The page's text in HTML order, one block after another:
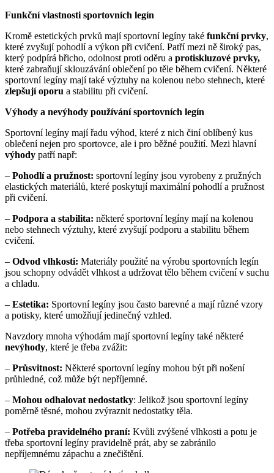
Funkční vlastnosti sportovních legín
Kromě estetických prvků mají sportovní legíny také funkční prvky,
které zvyšují pohodlí a výkon při cvičení. Patří mezi ně široký pas,
který podpírá břicho, odolnost proti oděru a protiskluzové prvky,
které zabraňují sklouzávání oblečení po těle během cvičení. Některé
sportovní legíny mají také výztuhy na kolenou nebo stehnech, které
zlepšují oporu a stabilitu při cvičení.
Výhody a nevýhody používání sportovních legín
Sportovní legíny mají řadu výhod, které z nich činí oblíbený kus
oblečení nejen pro sportovce, ale i pro běžné použití. Mezi hlavní
výhody patří např:
– Pohodlí a pružnost: sportovní legíny jsou vyrobeny z pružných
elastických materiálů, které poskytují maximální pohodlí a pružnost
při cvičení.
– Podpora a stabilita: některé sportovní legíny mají na kolenou
nebo stehnech výztuhy, které zvyšují podporu a stabilitu během
cvičení.
– Odvod vlhkosti: Materiály použité na výrobu sportovních legín
jsou schopny odvádět vlhkost a udržovat tělo během cvičení v suchu
a chladu.
– Estetika: Sportovní legíny jsou často barevné a mají různé vzory
a potisky, které umožňují jedinečný vzhled.
Navzdory mnoha výhodám mají sportovní legíny také některé
nevýhody, které je třeba zvážit:
– Průsvitnost: Některé sportovní legíny mohou být při nošení
průhledné, což může být nepříjemné.
– Mohou odhalovat nedostatky: Jelikož jsou sportovní legíny
poměrně těsné, mohou zvýraznit nedostatky těla.
– Potřeba pravidelného praní: Kvůli zvýšené vlhkosti a potu je
třeba sportovní legíny pravidelně prát, aby se zabránilo
nepříjemnému zápachu a znečištění.